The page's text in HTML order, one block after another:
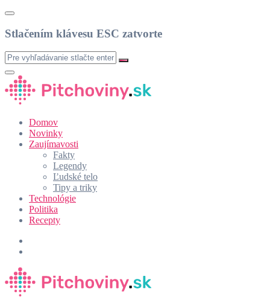
Stlačením klávesu ESC zatvorte
Domov
Novinky
Zaujímavosti
Fakty
Legendy
Ľudské telo
Tipy a triky
Technológie
Politika
Recepty